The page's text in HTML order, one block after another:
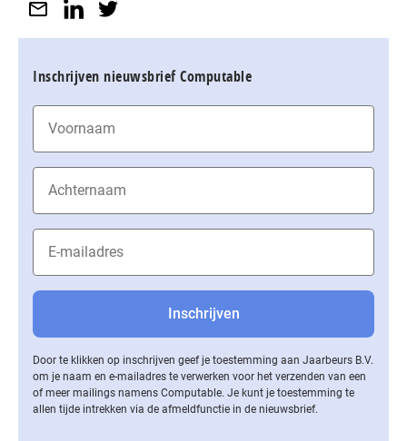
Inschrijven nieuwsbrief Computable
Door te klikken op inschrijven geef je toestemming aan Jaarbeurs B.V.
om je naam en e-mailadres te verwerken voor het verzenden van een
of meer mailings namens Computable. Je kunt je toestemming te
allen tijde intrekken via de af­meld­func­tie in de nieuwsbrief.